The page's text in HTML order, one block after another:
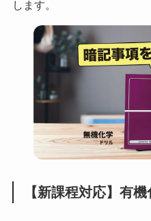
します。
【新課程対応】有